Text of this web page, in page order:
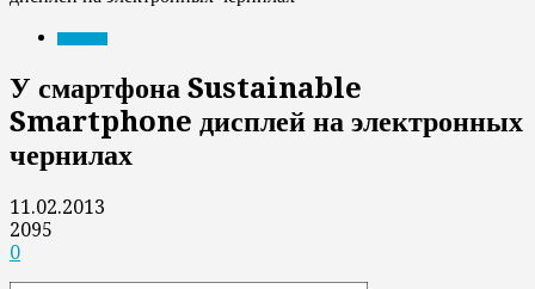
У смартфона Sustainable
Smartphone дисплей на электронных
чернилах
11.02.2013
2095
0